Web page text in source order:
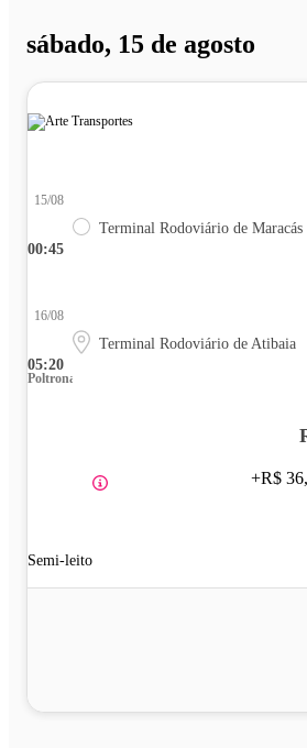
sábado, 15 de agosto
00:45
15/08
Terminal Rodoviário de Maracás
05:20
16/08
Terminal Rodoviário de Atibaia
Poltrona
Semi-leito
+R$